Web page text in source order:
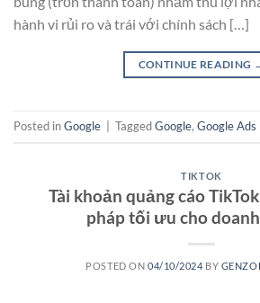
hành vi rủi ro và trái với chính sách […]
CONTINUE READING
Posted inGoogle TaggedGoogle, Google Ads
TIKTOK
Tài khoản quảng cáo
pháp tối ưu cho
POSTED ON 04/10/2024 BY